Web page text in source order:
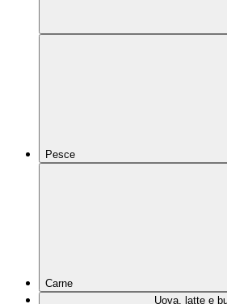
Pesce
Carne
Uova, latte e